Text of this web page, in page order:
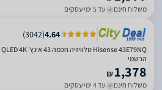
משלוח חינם עד 5 ימי עסקים
4.64
(
3042
)
הרשמי
₪1,378
משלוח חינם עד 4 ימי עסקים